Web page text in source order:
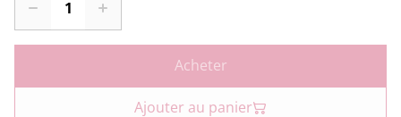
Acheter
Ajouter au panier